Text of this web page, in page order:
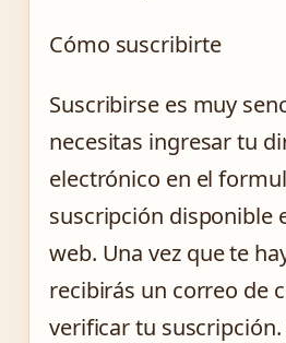
Cómo suscribirte
Suscribirse es muy
necesitas ingresar tu
electrónico en el
suscripción disponible
web. Una vez que te
recibirás un correo de
verificar tu suscripción.